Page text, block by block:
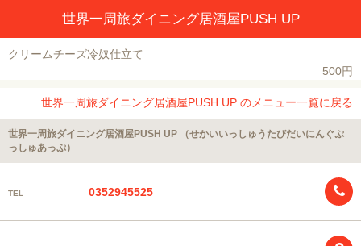
世界一周旅ダイニング居酒屋PUSH UP
クリームチーズ冷奴仕立て
500円
世界一周旅ダイニング居酒屋PUSH UP のメニュー一覧に戻る
世界一周旅ダイニング居酒屋PUSH UP （せかいいっしゅうたびだいにんぐぷ
っしゅあっぷ）
TEL 0352945525